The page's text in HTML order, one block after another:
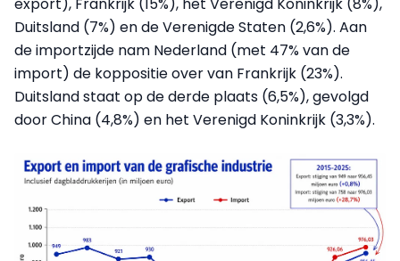
export), Frankrijk (15%), het Verenigd Koninkrijk (8%),
Duitsland (7%) en de Verenigde Staten (2,6%). Aan
de importzijde nam Nederland (met 47% van de
import) de koppositie over van Frankrijk (23%).
Duitsland staat op de derde plaats (6,5%), gevolgd
door China (4,8%) en het Verenigd Koninkrijk (3,3%).